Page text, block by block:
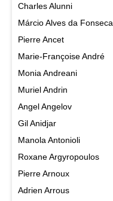
Charles Alunni
Márcio Alves da Fonseca
Pierre Ancet
Marie-Françoise André
Monia Andreani
Muriel Andrin
Angel Angelov
Gil Anidjar
Manola Antonioli
Roxane Argyropoulos
Pierre Arnoux
Adrien Arrous